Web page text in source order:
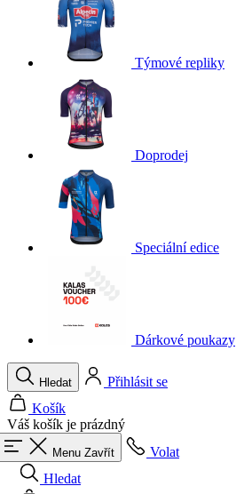
Týmové repliky
Doprodej
Speciální edice
Dárkové poukazy
Hledat
Přihlásit se
Košík
Váš košík je prázdný
Menu Zavřít
Volat
Hledat